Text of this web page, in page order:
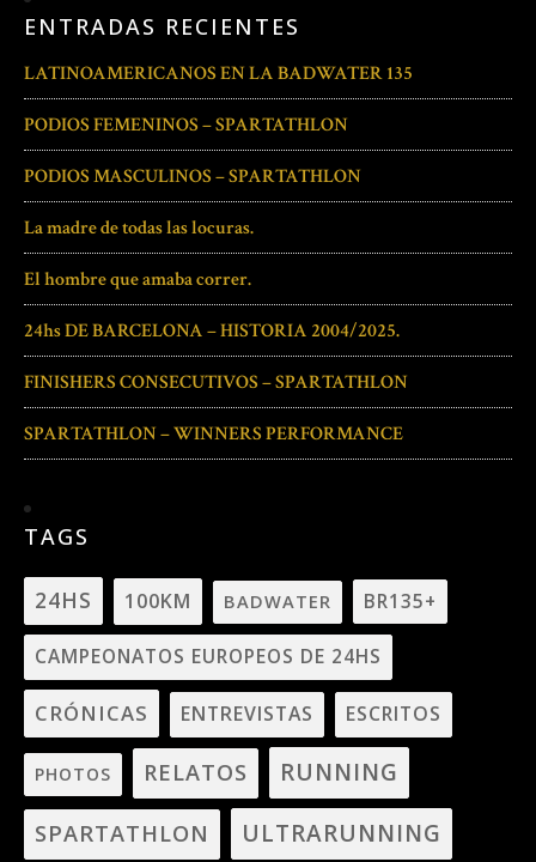
ENTRADAS RECIENTES
LATINOAMERICANOS EN LA BADWATER 135
PODIOS FEMENINOS – SPARTATHLON
PODIOS MASCULINOS – SPARTATHLON
La madre de todas las locuras.
El hombre que amaba correr.
24hs DE BARCELONA – HISTORIA 2004/2025.
FINISHERS CONSECUTIVOS – SPARTATHLON
SPARTATHLON – WINNERS PERFORMANCE
TAGS
24HS 100KM BADWATER BR135+
CAMPEONATOS EUROPEOS DE 24HS
CRÓNICAS ENTREVISTAS ESCRITOS
PHOTOS RELATOS RUNNING
SPARTATHLON ULTRARUNNING